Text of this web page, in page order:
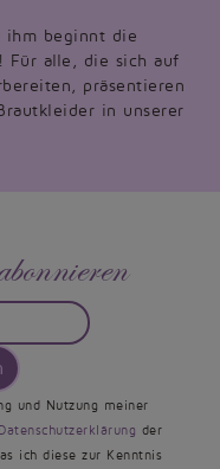
ihm beginnt die
Für alle, die sich auf
präsentieren
in unserer
und Nutzung meiner
Datenschutzerklärung der
ich diese zur Kenntnis